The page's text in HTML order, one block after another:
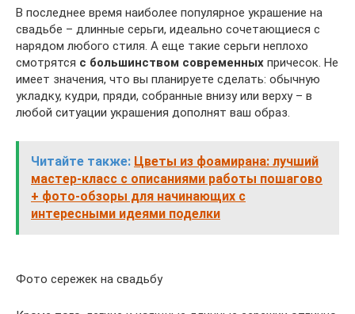
В последнее время наиболее популярное украшение на
свадьбе – длинные серьги, идеально сочетающиеся с
нарядом любого стиля. А еще такие серьги неплохо
смотрятся с большинством современных причесок. Не
имеет значения, что вы планируете сделать: обычную
укладку, кудри, пряди, собранные внизу или верху – в
любой ситуации украшения дополнят ваш образ.
Читайте также: Цветы из фоамирана: лучший
мастер-класс с описаниями работы пошагово
+ фото-обзоры для начинающих с
интересными идеями поделки
Фото сережек на свадьбу